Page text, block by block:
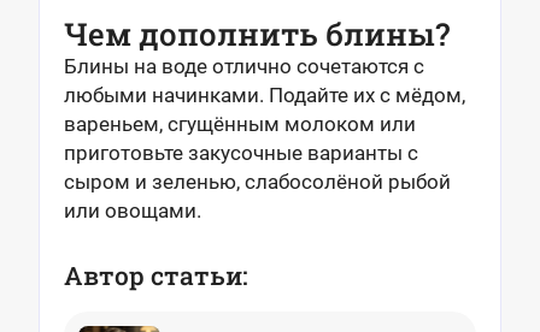
Чем дополнить блины?
Блины на воде отлично сочетаются с
любыми начинками. Подайте их с мёдом,
вареньем, сгущённым молоком или
приготовьте закусочные варианты с
сыром и зеленью, слабосолёной рыбой
или овощами.
Автор статьи: